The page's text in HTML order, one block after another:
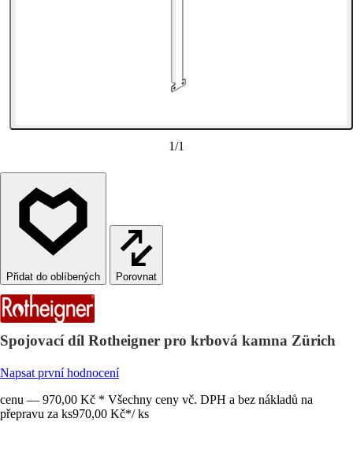
1/1
Porovnat
Spojovací díl Rotheigner pro krbová kamna Zürich
Napsat první hodnocení
cenu — 970,00 Kč * Všechny ceny vč. DPH a bez nákladů na
přepravu za ks970,00 Kč*/ ks